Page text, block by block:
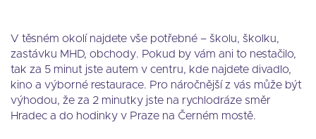
V těsném okolí najdete vše potřebné – školu, školku,
zastávku MHD, obchody. Pokud by vám ani to nestačilo,
tak za 5 minut jste autem v centru, kde najdete divadlo,
kino a výborné restaurace. Pro náročnější z vás může být
výhodou, že za 2 minutky jste na rychlodráze směr
Hradec a do hodinky v Praze na Černém mostě.